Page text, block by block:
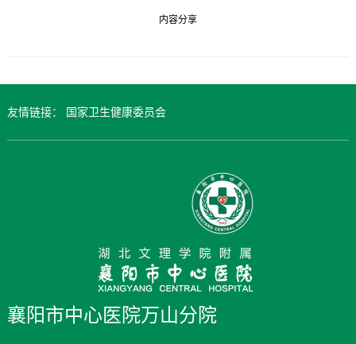
内容分享
友情链接： 国家卫生健康委员会
襄阳市中心医院万山分院